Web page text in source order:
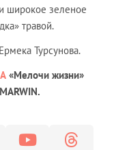
широкое зеленое
травой.
Турсунова.
«Мелочи жизни»